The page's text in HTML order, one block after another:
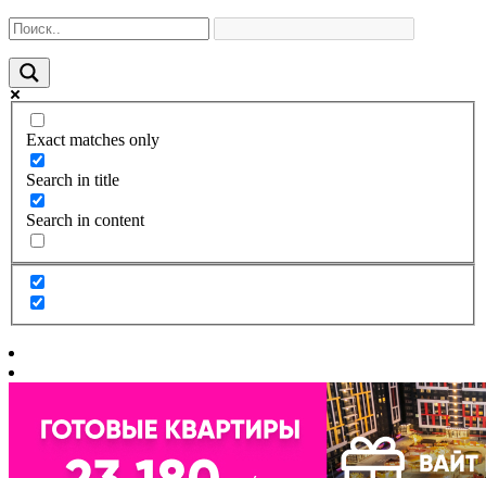
Exact matches only
Search in title
Search in content